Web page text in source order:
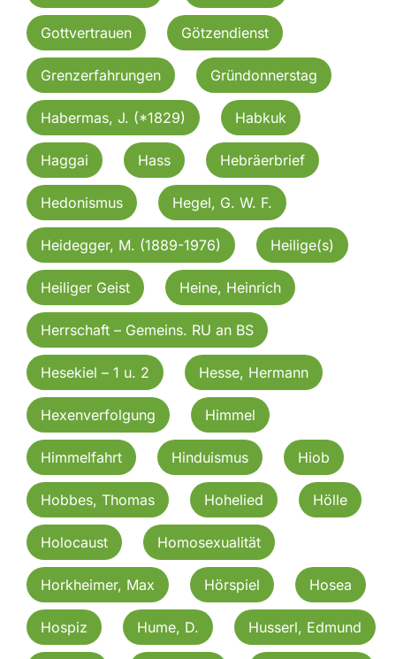
Gottvertrauen Götzendienst
Grenzerfahrungen Gründonnerstag
Habermas, J. (*1829) Habkuk
Haggai Hass Hebräerbrief
Hedonismus Hegel, G. W. F.
Heidegger, M. (1889-1976) Heilige(s)
Heiliger Geist Heine, Heinrich
Herrschaft – Gemeins. RU an BS
Hesekiel – 1 u. 2 Hesse, Hermann
Hexenverfolgung Himmel
Himmelfahrt Hinduismus Hiob
Hobbes, Thomas Hohelied Hölle
Holocaust Homosexualität
Horkheimer, Max Hörspiel Hosea
Hospiz Hume, D. Husserl, Edmund